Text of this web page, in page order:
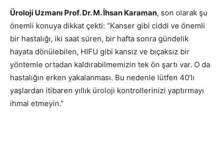
Üroloji Uzmanı Prof. Dr. M. İhsan Karaman, son olarak şu
önemli konuya dikkat çekti: “Kanser gibi ciddi ve önemli
bir hastalığı, iki saat süren, bir hafta sonra gündelik
hayata dönülebilen, HIFU gibi kansız ve bıçaksız bir
yöntemle ortadan kaldırabilmemizin tek ön şartı var. O da
hastalığın erken yakalanması. Bu nedenle lütfen 40’lı
yaşlardan itibaren yıllık üroloji kontrollerinizi yaptırmayı
ihmal etmeyin.”